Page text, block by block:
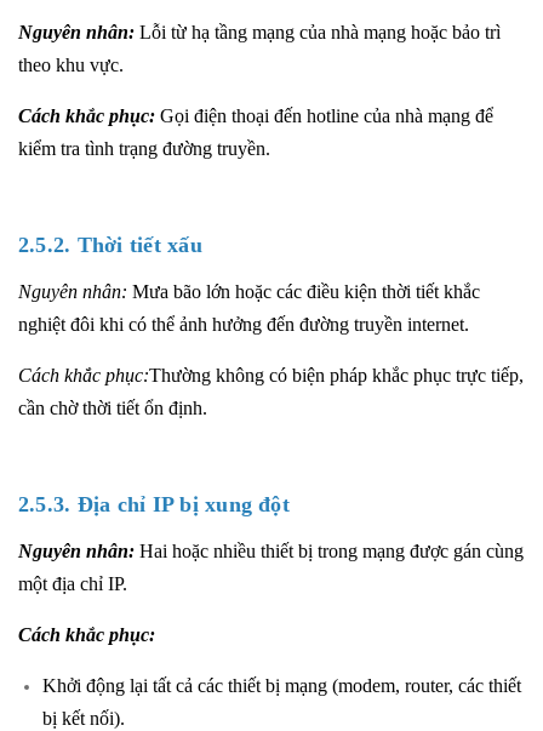
Nguyên nhân: Lỗi từ hạ tầng mạng của nhà mạng hoặc bảo trì
theo khu vực.
Cách khắc phục: Gọi điện thoại đến hotline của nhà mạng để
kiểm tra tình trạng đường truyền.
2.5.2. Thời tiết xấu
Nguyên nhân: Mưa bão lớn hoặc các điều kiện thời tiết khắc
nghiệt đôi khi có thể ảnh hưởng đến đường truyền internet.
Cách khắc phục:Thường không có biện pháp khắc phục trực tiếp,
cần chờ thời tiết ổn định.
2.5.3. Địa chỉ IP bị xung đột
Nguyên nhân: Hai hoặc nhiều thiết bị trong mạng được gán cùng
một địa chỉ IP.
Cách khắc phục:
Khởi động lại tất cả các thiết bị mạng (modem, router, các thiết
bị kết nối).